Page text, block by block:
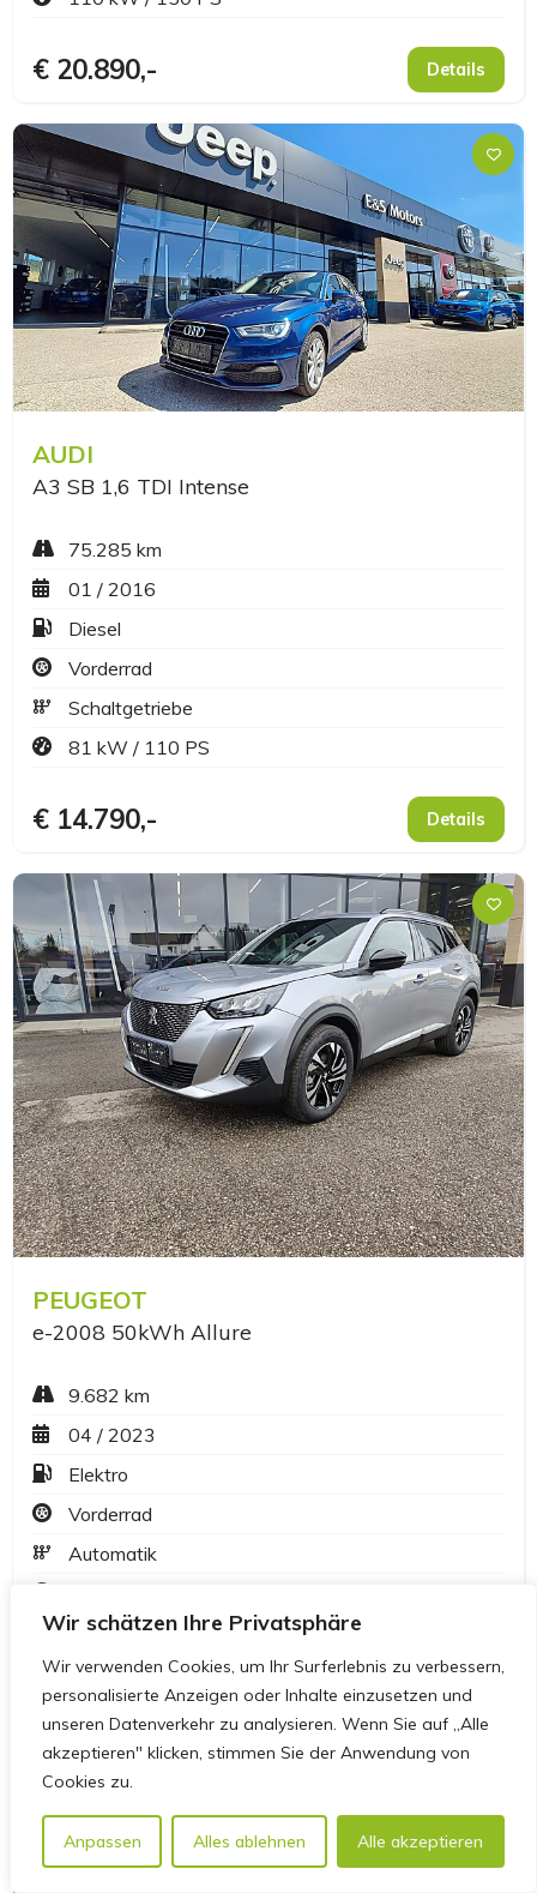
Wir schätzen Ihre Privatsphäre
Wir verwenden Cookies, um Ihr Surferlebnis zu verbessern,
personalisierte Anzeigen oder Inhalte einzusetzen und
unseren Datenverkehr zu analysieren. Wenn Sie auf „Alle
akzeptieren" klicken, stimmen Sie der Anwendung von
Cookies zu.
Anpassen Alles ablehnen Alle akzeptieren